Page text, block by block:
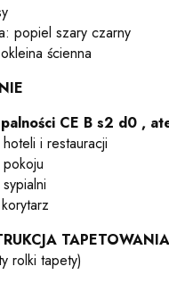
popiel szary czarny
ścienna
CE B s2 d0 ,
i restauracji
rolki tapety)